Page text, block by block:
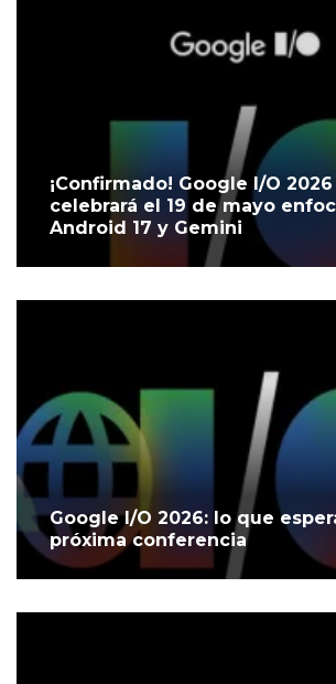
¡Confirmado! Google I/O 2026
celebrará el 19 de mayo
Android 17 y Gemini
Google I/O 2026: lo que
próxima conferencia